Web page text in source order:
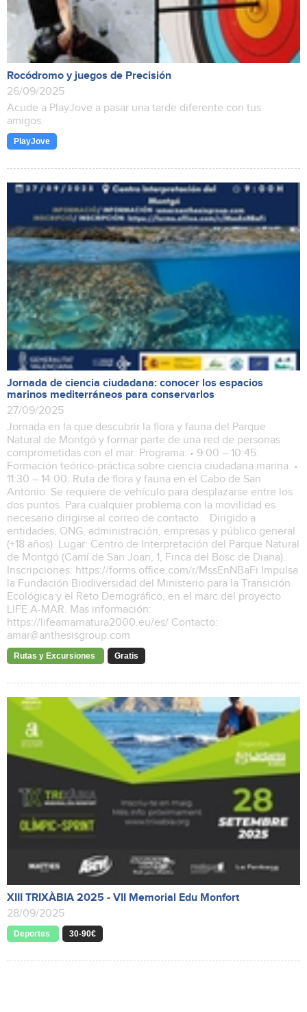
Rocódromo y juegos de Precisión
26/09/2025
Acude a PlayJove a pasar una tarde diferente con tus
amigos.
PlayJove
Jornada de ciencia ciudadana: conocer los espacios
marinos mediterráneos para conservarlos
27/09/2025
Jornada en la que descubrir la flora y fauna del Parque
Natural de Montgó y formar parte de una red de personas
comprometidas con el mar. Programa: • 9:00 – 10:45:
Formación teórico-práctica sobre ciencia ciudadana marina. •
11:30 – 14:00: Ruta de flora y fauna en el Cabo de San
Antonio. Se requiere de vehículo para desplazarse entre los
dos puntos. Para cualquier problema con la movilidad es
necesario dirigirse al correo de contacto. Dirigido a
entidades, ONG, administración, empresas y público general
(+18 años). Lugar: Centro de Interpretación del Parque Natural
de Montgó (Camí de San Joan, 1, Finca del Bosc de Diana).
Inscripciones: https://forms.office.com/r/MssEnNBaFi Impulsa
la Fundación Biodiversidad del Ministerio para la Transición
Ecológica y el Reto Demográfico, en el marc del proyecto
LIFE A-MAR. Mas información:
https://lifeamarnatura2000.eu/es/ Contacto:
amar@anthesisgroup.com
Rutas y Excursiones Gratis
XIII TRIXÀBIA 2025 - VII Memorial Edu Monfort
28/09/2025
Deportes 30-90€